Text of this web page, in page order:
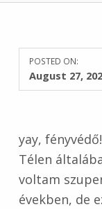
POSTED ON:
August 27,
yay, fényvédő!
Télen
voltam
években, de